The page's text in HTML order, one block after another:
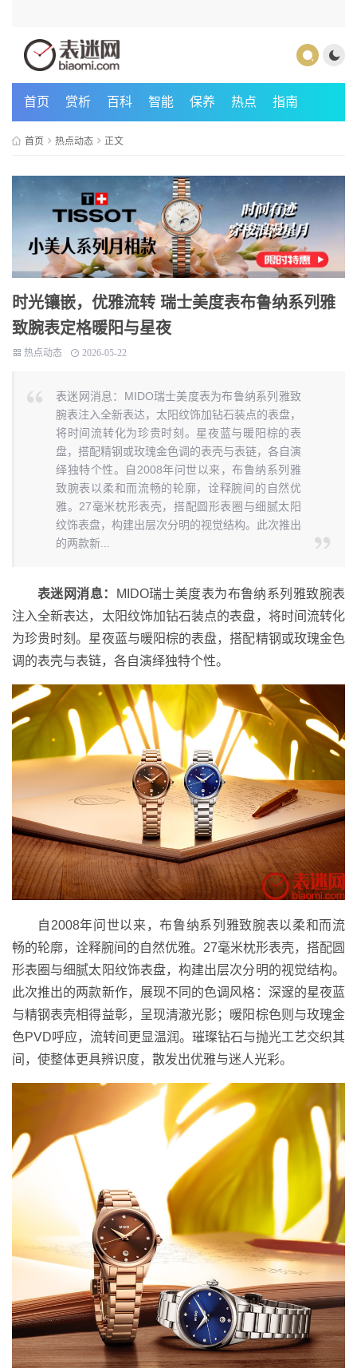
首页 赏析 百科 智能 保养 热点 指南
首页 热点动态 正文
时光镶嵌，优雅流转 瑞士美度表布鲁纳系列雅
致腕表定格暖阳与星夜
热点动态 2026-05-22
表迷网消息：MIDO瑞士美度表为布鲁纳系列雅致
腕表注入全新表达，太阳纹饰加钻石装点的表盘，
将时间流转化为珍贵时刻。星夜蓝与暖阳棕的表
盘，搭配精钢或玫瑰金色调的表壳与表链，各自演
绎独特个性。自2008年问世以来，布鲁纳系列雅
致腕表以柔和而流畅的轮廓，诠释腕间的自然优
雅。27毫米枕形表壳，搭配圆形表圈与细腻太阳
纹饰表盘，构建出层次分明的视觉结构。此次推出
的两款新...
表迷网消息：
MIDO瑞士美度表为布鲁纳系列雅致腕表
注入全新表达，太阳纹饰加钻石装点的表盘，将时间流转化
为珍贵时刻。星夜蓝与暖阳棕的表盘，搭配精钢或玫瑰金色
调的表壳与表链，各自演绎独特个性。
自2008年问世以来，布鲁纳系列雅致腕表以柔和而流
畅的轮廓，诠释腕间的自然优雅。27毫米枕形表壳，搭配圆
形表圈与细腻太阳纹饰表盘，构建出层次分明的视觉结构。
此次推出的两款新作，展现不同的色调风格：深邃的星夜蓝
与精钢表壳相得益彰，呈现清澈光影；暖阳棕色则与玫瑰金
色PVD呼应，流转间更显温润。璀璨钻石与抛光工艺交织其
间，使整体更具辨识度，散发出优雅与迷人光彩。